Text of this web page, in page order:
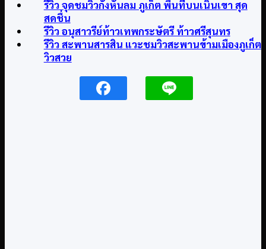
รีวิว จุดชมวิวกังหันลม ภูเก็ต พื้นที่บนเนินเขา สุด
สดชื่น
รีวิว อนุสาวรีย์ท้าวเทพกระษัตรี ท้าวศรีสุนทร
รีวิว สะพานสารสิน แวะชมวิวสะพานข้ามเมืองภูเก็ต
วิวสวย